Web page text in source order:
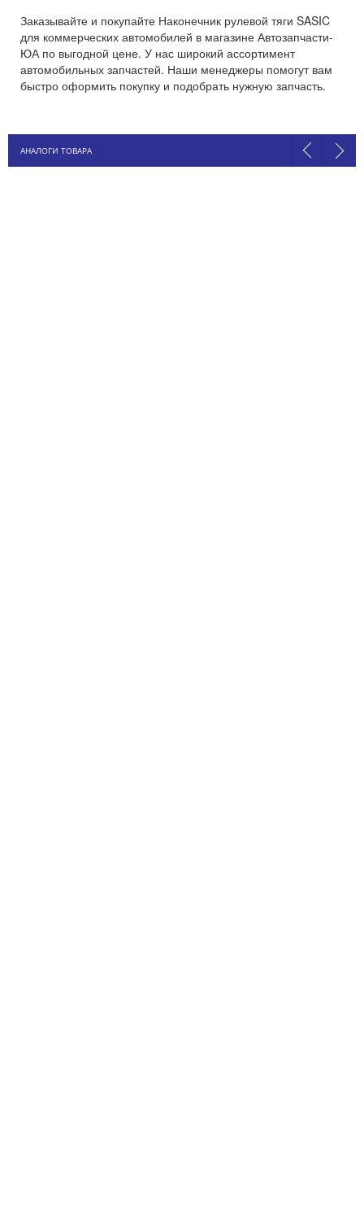
Заказывайте и покупайте Наконечник рулевой тяги SASIC
для коммерческих автомобилей в магазине Автозапчасти-
ЮА по выгодной цене. У нас широкий ассортимент
автомобильных запчастей. Наши менеджеры помогут вам
быстро оформить покупку и подобрать нужную запчасть.
АНАЛОГИ ТОВАРА